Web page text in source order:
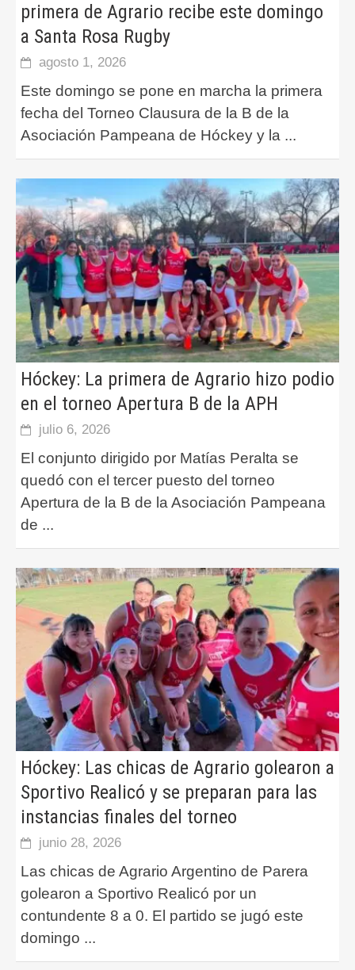
primera de Agrario recibe este domingo
a Santa Rosa Rugby
agosto 1, 2026
Este domingo se pone en marcha la primera
fecha del Torneo Clausura de la B de la
Asociación Pampeana de Hóckey y la ...
Hóckey: La primera de Agrario hizo podio
en el torneo Apertura B de la APH
julio 6, 2026
El conjunto dirigido por Matías Peralta se
quedó con el tercer puesto del torneo
Apertura de la B de la Asociación Pampeana
de ...
Hóckey: Las chicas de Agrario golearon a
Sportivo Realicó y se preparan para las
instancias finales del torneo
junio 28, 2026
Las chicas de Agrario Argentino de Parera
golearon a Sportivo Realicó por un
contundente 8 a 0. El partido se jugó este
domingo ...